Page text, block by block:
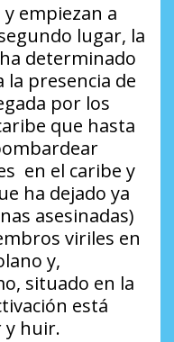
empiezan a
lugar, la
determinado
la presencia de
por los
que hasta
en el caribe y
ha dejado ya
asesinadas)
viriles en
y,
situado en la
está
y huir.